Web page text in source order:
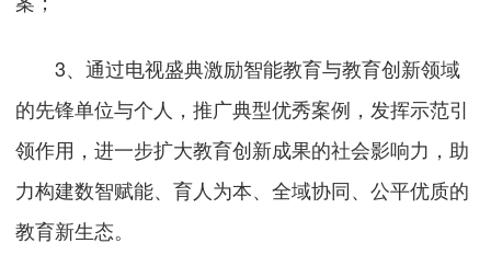
3、通过电视盛典激励智能教育与教育创新领域
的先锋单位与个人，推广典型优秀案例，发挥示范引
领作用，进一步扩大教育创新成果的社会影响力，助
力构建数智赋能、育人为本、全域协同、公平优质的
教育新生态。